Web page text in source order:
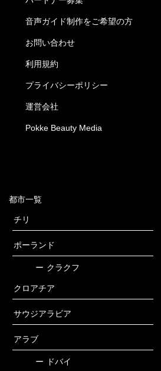
音声ガイド制作をご希望の方
お問い合わせ
利用規約
プライバシーポリシー
運営会社
Pokke Beauty Media
都市一覧
チリ
ポーランド
ー クラクフ
クロアチア
サウジアラビア
アラブ
ー ドバイ